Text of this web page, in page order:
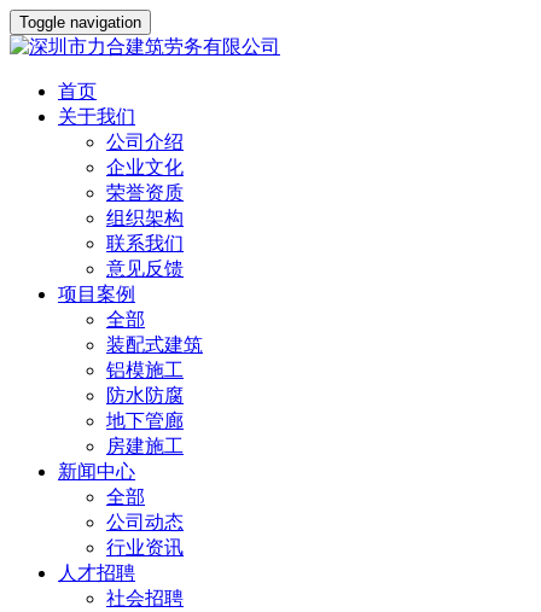
Toggle navigation
首页
关于我们
公司介绍
企业文化
荣誉资质
组织架构
联系我们
意见反馈
项目案例
全部
装配式建筑
铝模施工
防水防腐
地下管廊
房建施工
新闻中心
全部
公司动态
行业资讯
人才招聘
社会招聘